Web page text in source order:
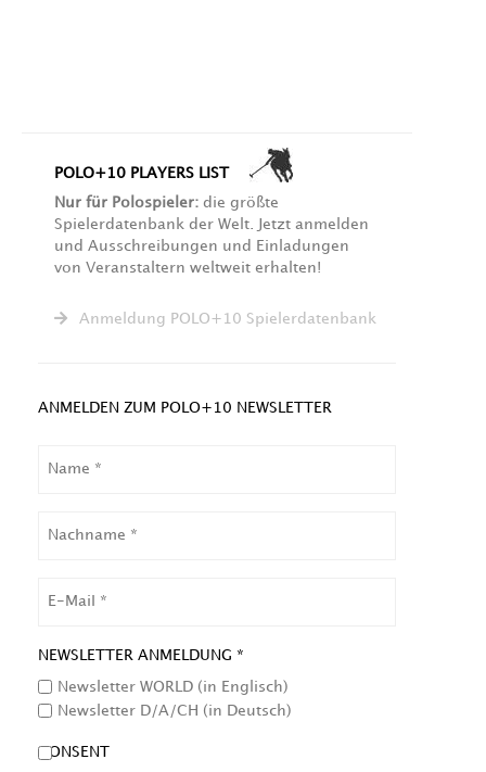
POLO+10 PLAYERS LIST
Nur für Polospieler: die größte
Spielerdatenbank der Welt. Jetzt anmelden
und Ausschreibungen und Einladungen
von Veranstaltern weltweit erhalten!
Anmeldung POLO+10 Spielerdatenbank
ANMELDEN ZUM POLO+10 NEWSLETTER
NEWSLETTER ANMELDUNG *
Newsletter WORLD (in Englisch)
Newsletter D/A/CH (in Deutsch)
CONSENT